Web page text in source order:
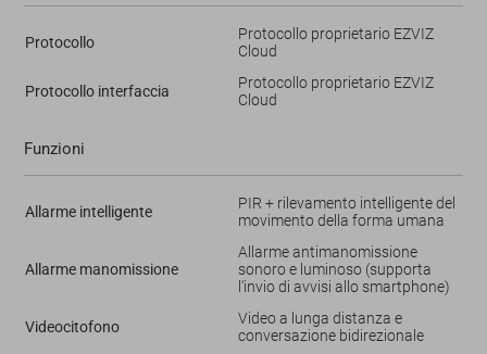
Protocollo
Protocollo proprietario EZVIZ
Cloud
Protocollo interfaccia
Protocollo proprietario EZVIZ
Cloud
Funzioni
Allarme intelligente
PIR + rilevamento intelligente del
movimento della forma umana
Allarme manomissione
Allarme antimanomissione
sonoro e luminoso (supporta
l'invio di avvisi allo smartphone)
Videocitofono
Video a lunga distanza e
conversazione bidirezionale